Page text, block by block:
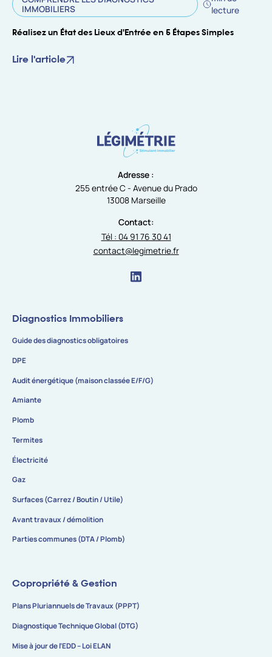
IMMOBILIERS
lecture
Réalisez un État des Lieux d'Entrée en 5 Étapes Simples
Lire l'article
Adresse :
255 entrée C - Avenue du Prado
13008 Marseille
Contact:
Tél : 04 91 76 30 41
contact@legimetrie.fr
Diagnostics Immobiliers
Guide des diagnostics obligatoires
DPE
Audit énergétique (maison classée E/F/G)
Amiante
Plomb
Termites
Électricité
Gaz
Surfaces (Carrez / Boutin / Utile)
Avant travaux / démolition
Parties communes (DTA / Plomb)
Copropriété & Gestion
Plans Pluriannuels de Travaux (PPPT)
Diagnostique Technique Global (DTG)
Mise à jour de l’EDD – Loi ELAN